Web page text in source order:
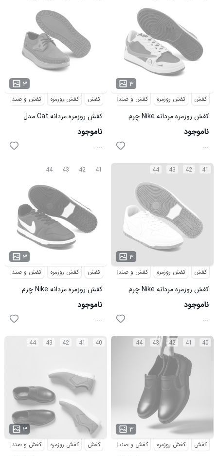
۳
کفش کفش روزمره کفش و صندل
کفش روزمره مردانه Cat مدل
49309
ناموجود
...
۳
کفش کفش روزمره کفش و صندل
کفش روزمره مردانه Nike چرم
مصنوعی بنددار مدل 49238
ناموجود
...
41
42
43
44
۳
کفش کفش روزمره کفش و صندل
کفش روزمره مردانه Nike چرم
مصنوعی مشکی بنددار مدل
49135
ناموجود
...
41
42
43
44
۳
کفش کفش روزمره کفش و صندل
کفش روزمره مردانه Nike چرم
مصنوعی سفید بنددار مدل 49136
ناموجود
...
40
41
42
43
44
۳
کفش کفش روزمره کفش و صندل
40
41
42
43
44
۳
کفش کفش روزمره کفش و صندل